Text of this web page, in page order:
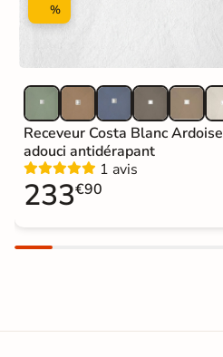
%
Receveur Costa Blanc Ardoise
adouci antidérapant
1 avis
233€90